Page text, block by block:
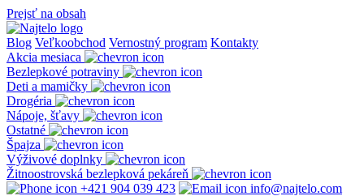
Prejsť na obsah
Blog Veľkoobchod Vernostný program Kontakty
Akcia mesiaca
Bezlepkové potraviny
Deti a mamičky
Drogéria
Nápoje, šťavy
Ostatné
Špajza
Výživové doplnky
Žitnoostrovská bezlepková pekáreň
+421 904 039 423
info@najtelo.com